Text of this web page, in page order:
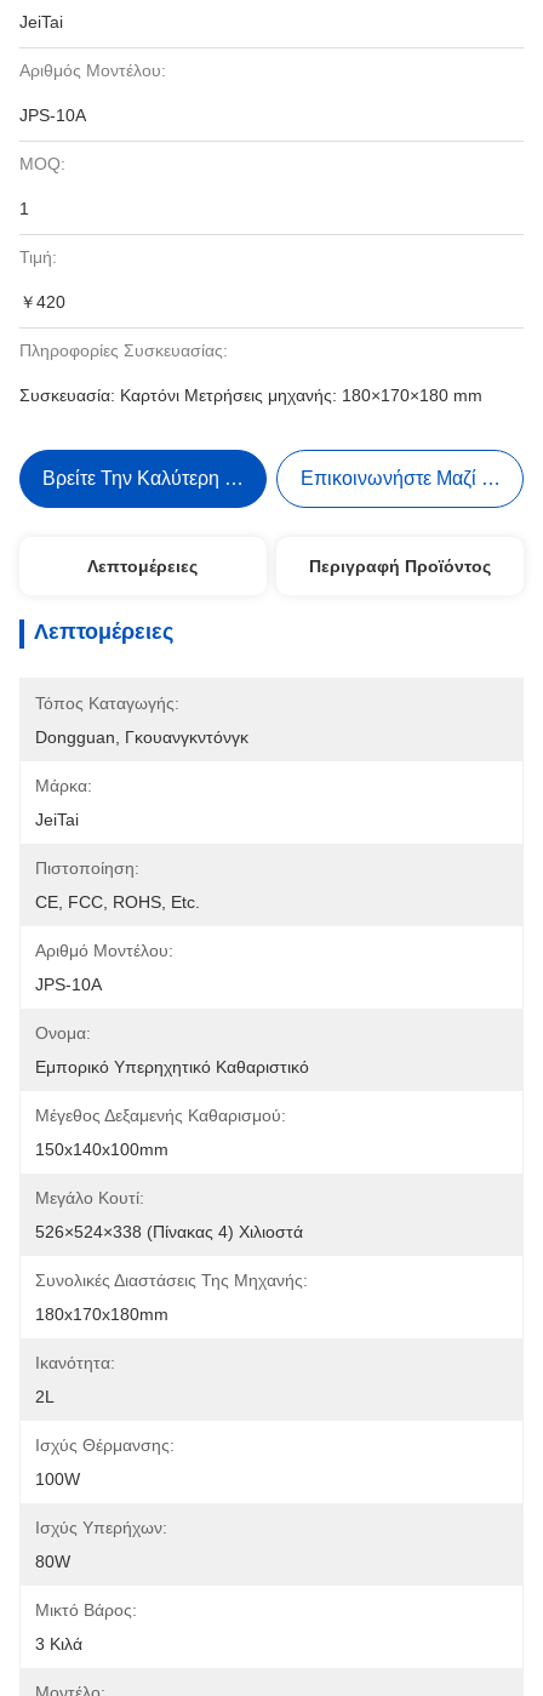
JeiTai
Αριθμός Μοντέλου:
JPS-10A
MOQ:
1
Τιμή:
￥420
Πληροφορίες Συσκευασίας:
Συσκευασία: Καρτόνι Μετρήσεις μηχανής: 180×170×180 mm
Βρείτε Την Καλύτερη Τιμή Επικοινωνήστε Μαζί Μας
Λεπτομέρειες Περιγραφή Προϊόντος
Λεπτομέρειες
Τόπος Καταγωγής:
Dongguan, Γκουανγκντόνγκ
Μάρκα:
JeiTai
Πιστοποίηση:
CE, FCC, ROHS, Etc.
Αριθμό Μοντέλου:
JPS-10A
Ονομα:
Εμπορικό Υπερηχητικό Καθαριστικό
Μέγεθος Δεξαμενής Καθαρισμού:
150x140x100mm
Μεγάλο Κουτί:
526×524×338 (πίνακας 4) Χιλιοστά
Συνολικές Διαστάσεις Της Μηχανής:
180x170x180mm
Ικανότητα:
2L
Ισχύς Θέρμανσης:
100W
Ισχύς Υπερήχων:
80W
Μικτό Βάρος:
3 Κιλά